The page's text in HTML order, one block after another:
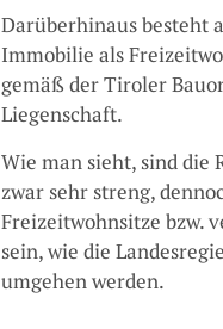
Darüberhinaus besteht
Immobilie als
gemäß der Tiroler
Liegenschaft.
Wie man sieht, sind die
zwar sehr streng,
Freizeitwohnsitze bzw.
sein, wie die
umgehen werden.